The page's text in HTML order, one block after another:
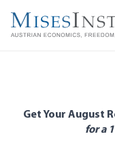
main
Get Your August
for a